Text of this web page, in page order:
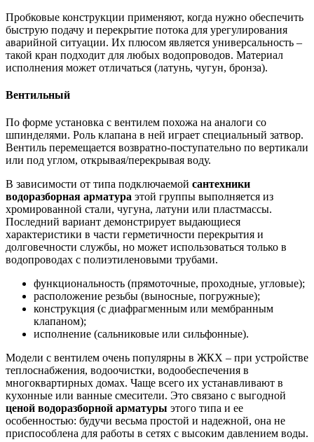
Пробковые конструкции применяют, когда нужно обеспечить
быструю подачу и перекрытие потока для урегулирования
аварийной ситуации. Их плюсом является универсальность –
такой кран подходит для любых водопроводов. Материал
исполнения может отличаться (латунь, чугун, бронза).
Вентильный
По форме установка с вентилем похожа на аналоги со
шпинделями. Роль клапана в ней играет специальный затвор.
Вентиль перемещается возвратно-поступательно по вертикали
или под углом, открывая/перекрывая воду.
В зависимости от типа подключаемой сантехники
водоразборная арматура этой группы выполняется из
хромированной стали, чугуна, латуни или пластмассы.
Последний вариант демонстрирует выдающиеся
характеристики в части герметичности перекрытия и
долговечности службы, но может использоваться только в
водопроводах с полиэтиленовыми трубами.
функциональность (прямоточные, проходные, угловые);
расположение резьбы (выносные, погружные);
конструкция (с диафрагменным или мембранным
клапаном);
исполнение (сальниковые или сильфонные).
Модели с вентилем очень популярны в ЖКХ – при устройстве
теплоснабжения, водоочистки, водообеспечения в
многоквартирных домах. Чаще всего их устанавливают в
кухонные или ванные смесители. Это связано с выгодной
ценой водоразборной арматуры этого типа и ее
особенностью: будучи весьма простой и надежной, она не
приспособлена для работы в сетях с высоким давлением воды.